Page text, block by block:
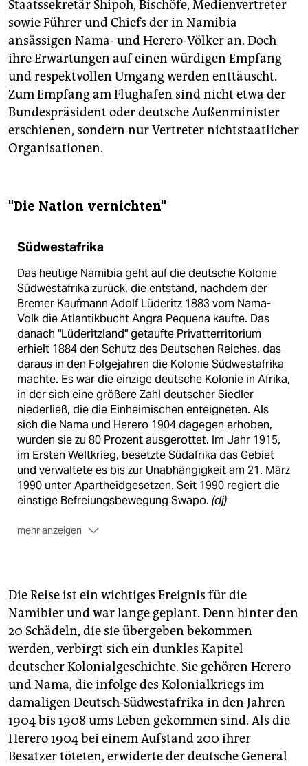
Staatssekretär Shipoh, Bischöfe, Medienvertreter
sowie Führer und Chiefs der in Namibia
ansässigen Nama- und Herero-Völker an. Doch
ihre Erwartungen auf einen würdigen Empfang
und respektvollen Umgang werden enttäuscht.
Zum Empfang am Flughafen sind nicht etwa der
Bundespräsident oder deutsche Außenminister
erschienen, sondern nur Vertreter nichtstaatlicher
Organisationen.
"Die Nation vernichten"
Südwestafrika
Das heutige Namibia geht auf die deutsche Kolonie
Südwestafrika zurück, die entstand, nachdem der
Bremer Kaufmann Adolf Lüderitz 1883 vom Nama-
Volk die Atlantikbucht Angra Pequena kaufte. Das
danach "Lüderitzland" getaufte Privatterritorium
erhielt 1884 den Schutz des Deutschen Reiches, das
daraus in den Folgejahren die Kolonie Südwestafrika
machte. Es war die einzige deutsche Kolonie in Afrika,
in der sich eine größere Zahl deutscher Siedler
niederließ, die die Einheimischen enteigneten. Als
sich die Nama und Herero 1904 dagegen erhoben,
wurden sie zu 80 Prozent ausgerottet. Im Jahr 1915,
im Ersten Weltkrieg, besetzte Südafrika das Gebiet
und verwaltete es bis zur Unabhängigkeit am 21. März
1990 unter Apartheidgesetzen. Seit 1990 regiert die
einstige Befreiungsbewegung Swapo. (dj)
mehr anzeigen
Die Reise ist ein wichtiges Ereignis für die
Namibier und war lange geplant. Denn hinter den
20 Schädeln, die sie übergeben bekommen
werden, verbirgt sich ein dunkles Kapitel
deutscher Kolonialgeschichte. Sie gehören Herero
und Nama, die infolge des Kolonialkriegs im
damaligen Deutsch-Südwestafrika in den Jahren
1904 bis 1908 ums Leben gekommen sind. Als die
Herero 1904 bei einem Aufstand 200 ihrer
Besatzer töteten, erwiderte der deutsche General